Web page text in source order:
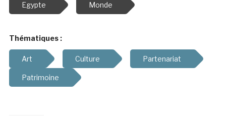
Egypte Monde
Thématiques :
Art Culture Partenariat
Patrimoine